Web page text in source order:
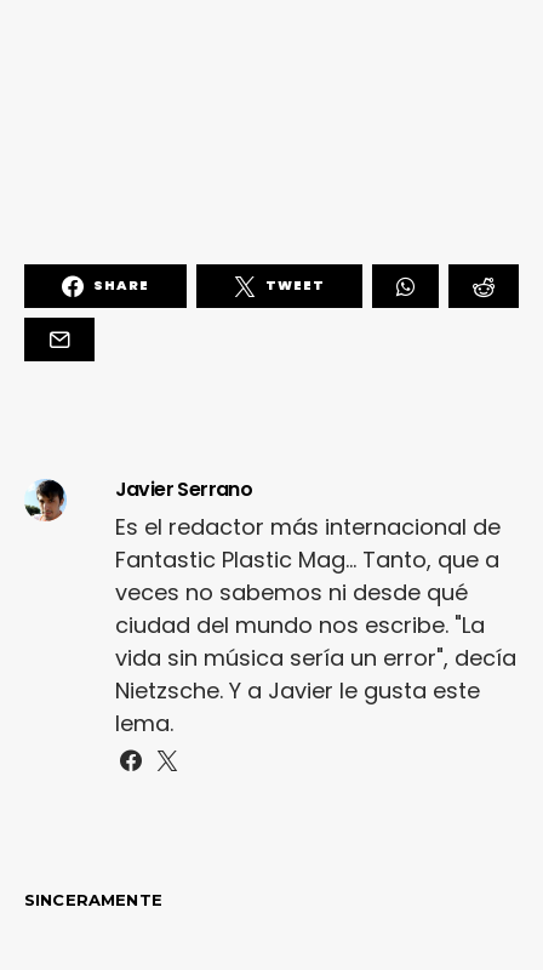
SHARE TWEET
Javier Serrano
Es el redactor más internacional de
Fantastic Plastic Mag... Tanto, que a
veces no sabemos ni desde qué
ciudad del mundo nos escribe. "La
vida sin música sería un error", decía
Nietzsche. Y a Javier le gusta este
lema.
SINCERAMENTE